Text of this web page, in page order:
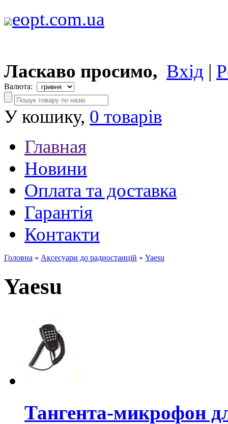
eopt.com.ua
Ласкаво просимо, Вхід |
Валюта:
У кошику, 0 товарів
Главная
Новини
Оплата та доставка
Гарантія
Контакти
Головна » Аксесуари до радиостанцій » Yaesu
Yaesu
Тангента-микрофон